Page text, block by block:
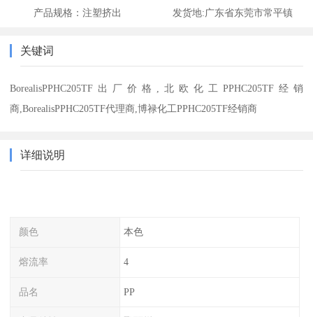
产品规格： 注塑挤出 发货地:广东省东莞市常平镇
关键词
BorealisPPHC205TF出厂价格,北欧化工PPHC205TF经销
商,BorealisPPHC205TF代理商,博禄化工PPHC205TF经销商
详细说明
颜色 本色
熔流率 4
品名 PP